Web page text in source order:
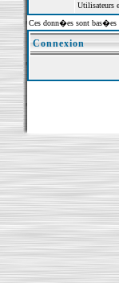
Utilisateurs
Ces donn�es sont bas�es
Connexion